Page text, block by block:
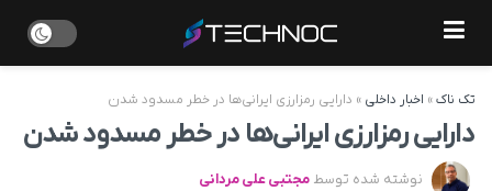
تک ناک» اخبار داخلی » دارایی رمزارزی ایرانی‌ها در خطر مسدود شدن
دارایی رمزارزی ایرانی‌ها در خطر مسدود شدن
نوشته شده توسط مجتبی علی مردانی